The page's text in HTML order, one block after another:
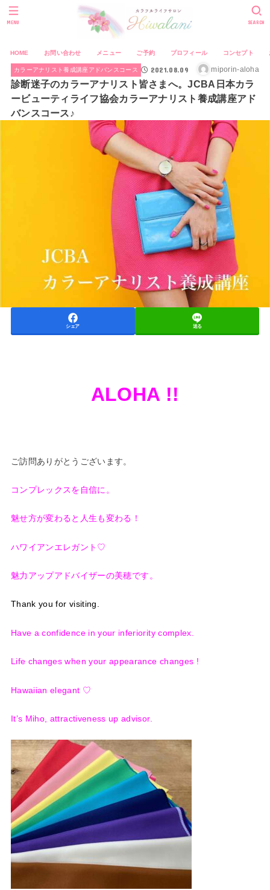
HOME お問い合わせ メニュー ご予約 プロフィール コンセプト
SEARCH
MENU
カラーアナリスト養成講座アドバンスコース 2021.08.09 miporin-aloha
診断迷子のカラーアナリスト皆さまへ。JCBA日本カラ
ービューティライフ協会カラーアナリスト養成講座アド
バンスコース♪
シェア 送る
ALOHA !!
ご訪問ありがとうございます。
コンプレックスを自信に。
魅せ方が変わると人生も変わる！
ハワイアンエレガント♡
魅力アップアドバイザーの美穂です。
Thank you for visiting.
Have a confidence in your inferiority complex.
Life changes when your appearance changes !
Hawaiian elegant ♡
It’s Miho, attractiveness up advisor.